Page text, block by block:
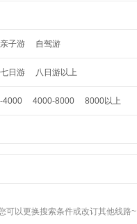
亲子游 自驾游
七日游 八日游以上
4000 4000-8000 8000以上
可以更换搜索条件或改订其他线路~